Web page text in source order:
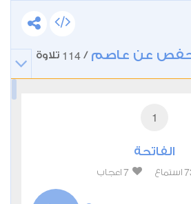
- حفص عن عاصم /
114 تلاوة
1
الفاتحة
استماع 7 اعجاب